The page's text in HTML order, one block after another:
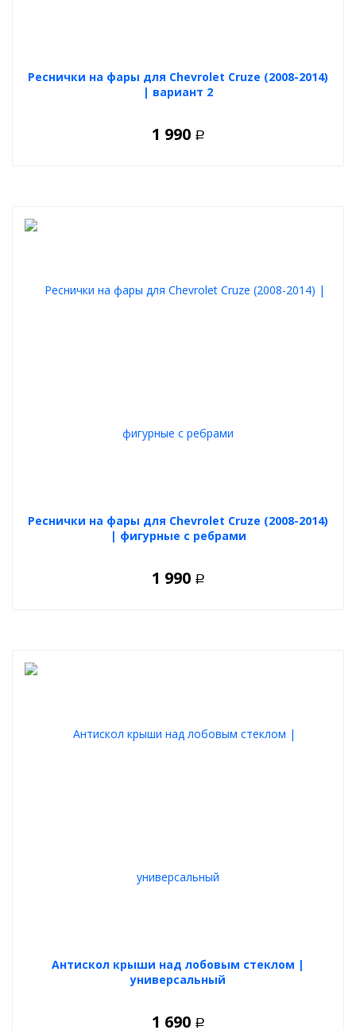
Реснички на фары для Chevrolet Cruze (2008-2014)
| вариант 2
1 990 Р
Реснички на фары для Chevrolet Cruze (2008-2014)
| фигурные с ребрами
1 990 Р
Антискол крыши над лобовым стеклом |
универсальный
1 690 Р